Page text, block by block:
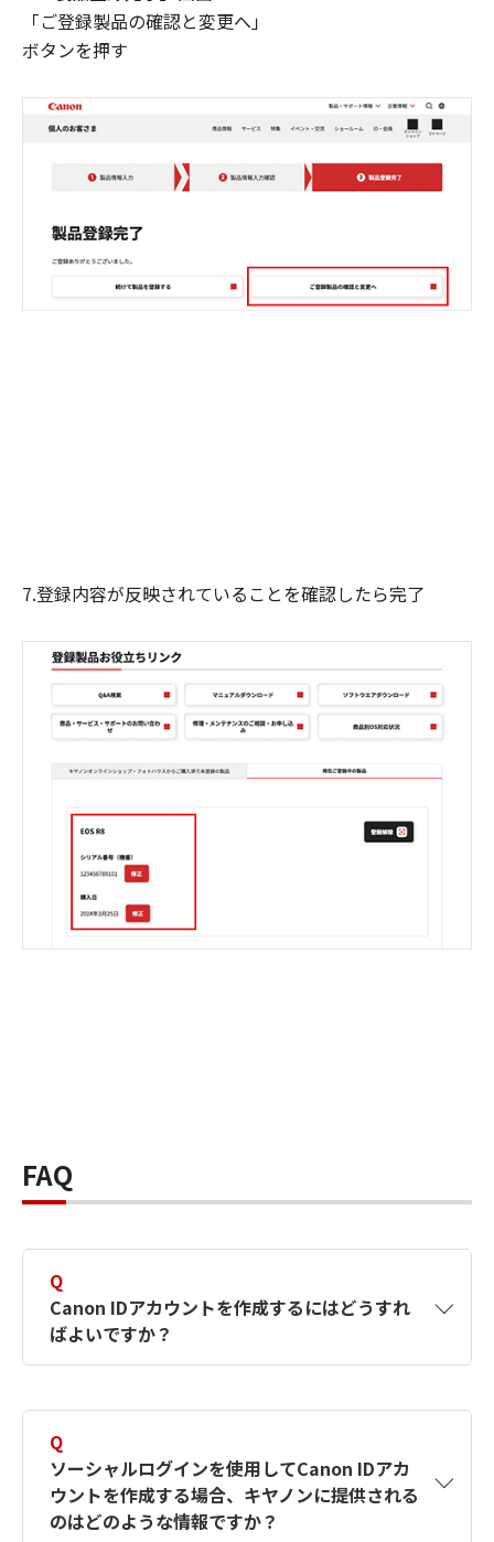
「ご登録製品の確認と変更へ」
ボタンを押す
7.登録内容が反映されていることを確認したら完了
FAQ
Q
Canon IDアカウントを作成するにはどうすれ
ばよいですか？
す。詳しい作成方法は【カメラ】Canon IDとは
何ですか？Canon IDの作成方法は？をご確認く
ださい。
Q
ソーシャルログインを使用してCanon IDアカ
ウントを作成する場合、キヤノンに提供される
のはどのような情報ですか？